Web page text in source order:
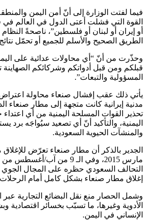
فيما لفتت الوزارة إلى أنّ أمن اليمن
القوة التي فشلت أعتى الدول في العالم
أو إيران أو لبنان أو فلسطين”، ناصحةً
الطريق الصحيح والأسلم للجميع أو تحمّل
وحذّرت من أنّ “أي محاولات عدائية على
قبلكم ومن قبل أدواتكم وشركائكم الصهاينة
المسؤولية والتبعات”.
يأتي ذلك عقب إفشال صنعاء محاولة
مدنية إيرانية كانت متجهة إلى مطار صنعاء
تحذير القوات المسلحة اليمنية من أي اعتداء
اليمنية، والتأكيد أنّ أي تصعيد سيُواجَه برد
والمنشآت الحيوية السعودية.
الجدير بالذكر أن مطار صنعاء تعرّض للإغلاق
التحالف السعودي حظره على المجال الجوي
إغلاق مطار صنعاء بشكل كامل أمام الرحلات
وشمل الحصار منع نقل البضائع التجارية
الأدوية وغيرها، ما تسبّب بخسائر اقتصادية
الإنساني في اليمن.